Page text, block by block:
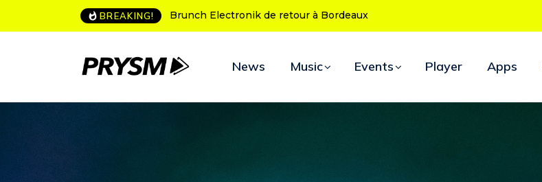
BREAKING! L’Amnesia Ibiza fête ses 50 ans : le programme des soirées d’ouverture
News Music Events Player Apps